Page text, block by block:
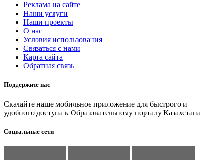
Реклама на сайте
Наши услуги
Наши проекты
О нас
Условия использования
Связаться с нами
Карта сайта
Обратная связь
Поддержите нас
Скачайте наше мобильное приложение для быстрого и
удобного доступа к Образовательному порталу Казахстана
Социальные сети